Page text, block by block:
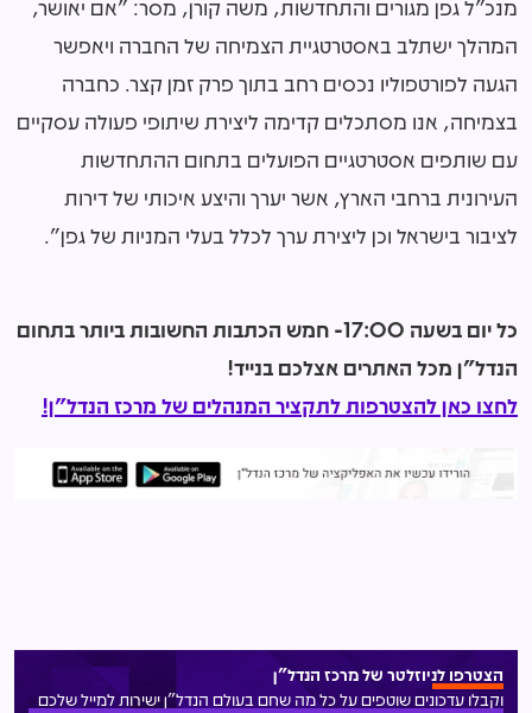
מנכ"ל גפן מגורים והתחדשות, משה קורן, מסר: "אם יאושר,
המהלך ישתלב באסטרטגיית הצמיחה של החברה ויאפשר
הגעה לפורטפוליו נכסים רחב בתוך פרק זמן קצר. כחברה
בצמיחה, אנו מסתכלים קדימה ליצירת שיתופי פעולה עסקיים
עם שותפים אסטרטגיים הפועלים בתחום ההתחדשות
העירונית ברחבי הארץ, אשר יערך והיצע איכותי של דירות
לציבור בישראל וכן ליצירת ערך לכלל בעלי המניות של גפן".
כל יום בשעה 17:00- חמש הכתבות החשובות ביותר בתחום
הנדל"ן מכל האתרים אצלכם בנייד!
לחצו כאן להצטרפות לתקציר המנהלים של מרכז הנדל"ן!
הצטרפו לניוזלטר של מרכז הנדל"ן
וקבלו עדכונים שוטפים על כל מה שחם בעולם הנדל"ן ישירות למייל שלכם